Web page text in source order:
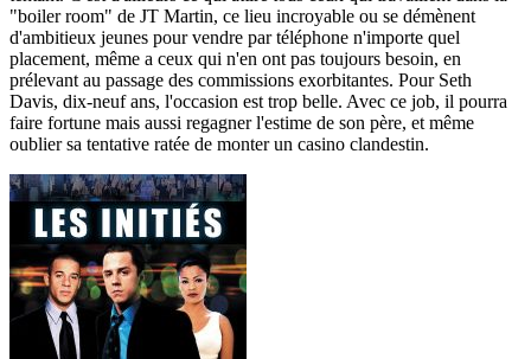
"boiler room" de JT Martin, ce lieu incroyable ou se démènent
d'ambitieux jeunes pour vendre par téléphone n'importe quel
placement, même a ceux qui n'en ont pas toujours besoin, en
prélevant au passage des commissions exorbitantes. Pour Seth
Davis, dix-neuf ans, l'occasion est trop belle. Avec ce job, il pourra
faire fortune mais aussi regagner l'estime de son père, et même
oublier sa tentative ratée de monter un casino clandestin.